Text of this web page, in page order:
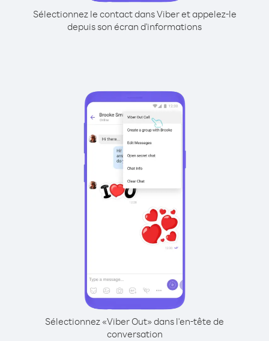
Sélectionnez le contact dans Viber et appelez-le
depuis son écran d'informations
Sélectionnez «Viber Out» dans l'en-tête de
conversation